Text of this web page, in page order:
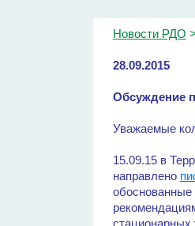
Новости РДО
28.09.2015
Обсуждение
Уважаемые
15.09.15 в
направлено
обоснованные